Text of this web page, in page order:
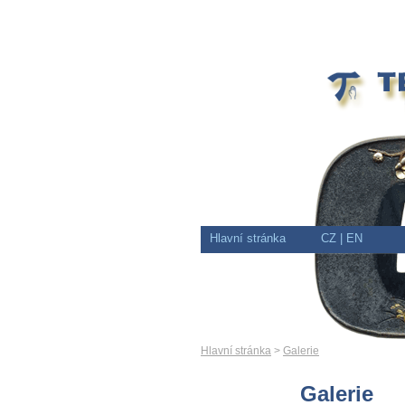
Hlavní stránka CZ | EN
Hlavní stránka > Galerie
Galerie